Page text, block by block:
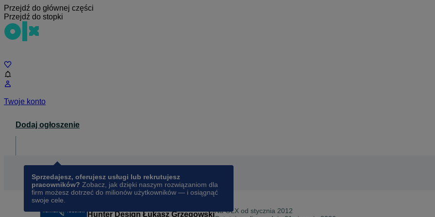
Przejdź do głównej części
Przejdź do stopki
Twoje konto
Dodaj ogłoszenie
Sprzedajesz, oferujesz usługi lub rekrutujesz
pracowników? Zobacz, jak dzięki naszym rozwiązaniom dla
firm możesz dotrzeć do milionów użytkowników — i osiągnąć
swoje cele.
Hunter Design Łukasz GrzegowskiNa OLX od stycznia 2012